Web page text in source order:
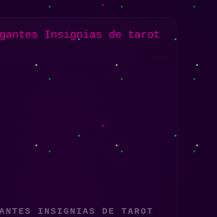
INSIGNIAS DE TAROT